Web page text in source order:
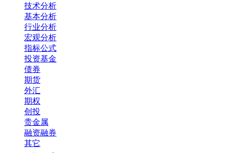
技术分析
基本分析
行业分析
宏观分析
指标公式
投资基金
债券
期货
外汇
期权
创投
贵金属
融资融券
其它